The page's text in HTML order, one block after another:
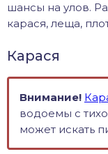
шансы на улов.
карася, леща,
Карася
Внимание!
водоемы с
может искать